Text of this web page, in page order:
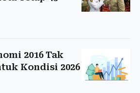
2016 Tak
Kondisi 2026